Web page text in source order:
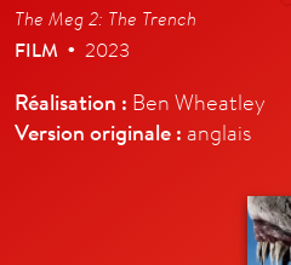
The Meg 2: The Trench
FILM • 2023
Réalisation : Ben Wheatley
Version originale : anglais